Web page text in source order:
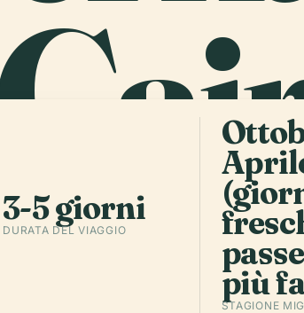
3-5 giorni
DURATA DEL VIAGGIO
più
STAGIONE